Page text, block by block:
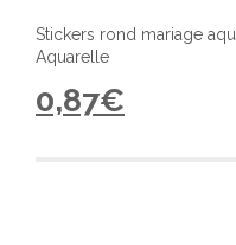
Stickers rond mariage
Aquarelle
0,87€